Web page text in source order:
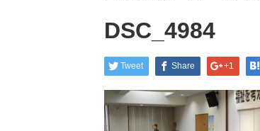
DSC_4984
Tweet Share +1